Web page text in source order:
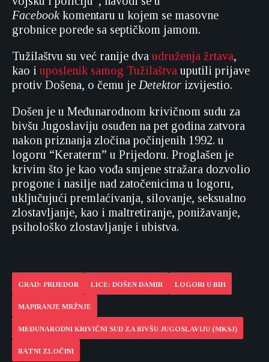
Facebook komentaru u kojem se masovne
grobnice porede sa septičkom jamom.
Tužilaštvu su već ranije dva udruženja žrtava,
kao i uposlenik samog Tužilaštva uputili prijave
protiv Došena, o čemu je Detektor izvijestio.
Došen je u Međunarodnom krivičnom sudu za
bivšu Jugoslaviju osuđen na pet godina zatvora
nakon priznanja zločina počinjenih 1992. u
logoru “Keraterm” u Prijedoru. Proglašen je
krivim što je kao vođa smjene stražara dozvolio
progone i nasilje nad zatočenicima u logoru,
uključujući premlaćivanja, silovanje, seksualno
zlostavljanje, kao i maltretiranje, ponižavanje,
psihološko zlostavljanje i ubistva.
GRAD: PRIJEDOR LICE: DOŠEN DAMIR LOGORI U BIH
MAPIRANJE MRŽNJE
MEĐUNARODNI KRIVIČNI SUD ZA BIVŠU JUGOSLAVIJU (MKSJ)
RATNI ZLOČINI